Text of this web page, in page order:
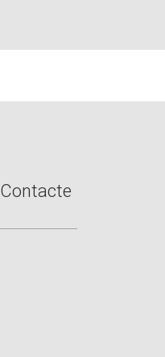
Contacte